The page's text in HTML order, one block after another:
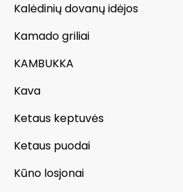
Kalėdinių dovanų idėjos
Kamado griliai
KAMBUKKA
Kava
Ketaus keptuvės
Ketaus puodai
Kūno losjonai